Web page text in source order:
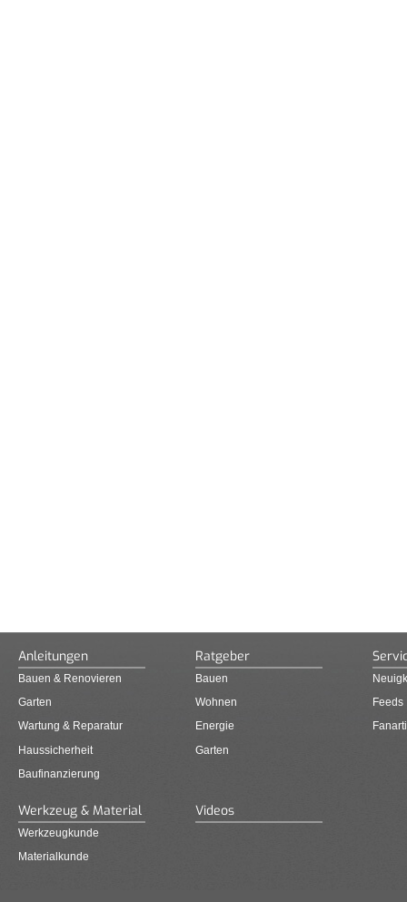
Anleitungen
Bauen & Renovieren
Garten
Wartung & Reparatur
Haussicherheit
Baufinanzierung
Ratgeber
Bauen
Wohnen
Energie
Garten
Feeds
Werkzeug & Material
Werkzeugkunde
Materialkunde
Videos